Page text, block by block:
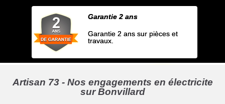
Garantie 2 ans
Garantie 2 ans sur pièces et
travaux.
Artisan 73 - Nos engagements en électricite
sur Bonvillard